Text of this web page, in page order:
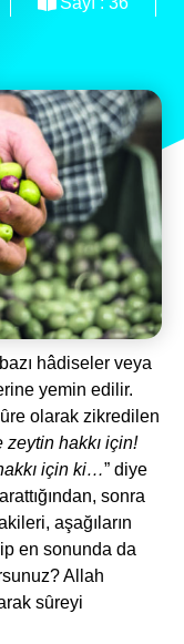
hâdiseler veya
yemin edilir.
olarak zikredilen
zeytin hakkı için!
için ki…” diye
sonra
aşağıların
en sonunda da
Allah
sȗreyi